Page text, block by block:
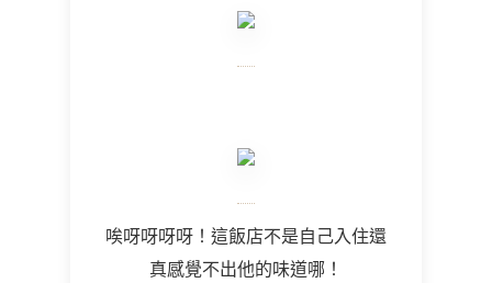
唉呀呀呀呀！這飯店不是自己入住還
真感覺不出他的味道哪！